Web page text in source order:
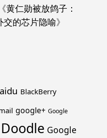
黄仁勋被放鸽子：
交的芯片隐喻》
BlackBerry
google+ Google
Google